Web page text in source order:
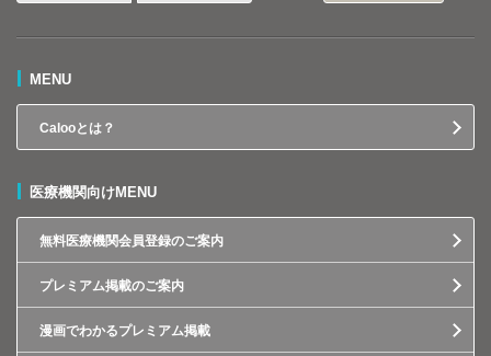
MENU
Calooとは？
医療機関向けMENU
無料医療機関会員登録のご案内
プレミアム掲載のご案内
漫画でわかるプレミアム掲載